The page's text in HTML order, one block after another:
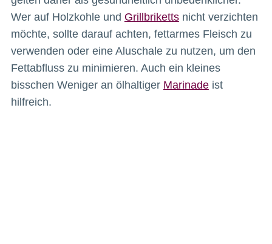
Wer auf Holzkohle und Grillbrikettsnicht verzichten
möchte, sollte darauf achten, fettarmes Fleisch zu
verwenden oder eine Aluschale zu nutzen, um den
Fettabfluss zu minimieren. Auch ein kleines
bisschen Weniger an ölhaltiger Marinadeist
hilfreich.